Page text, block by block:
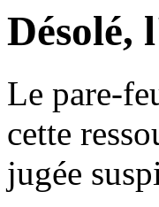
Désolé,
Le pare-
cette
jugée